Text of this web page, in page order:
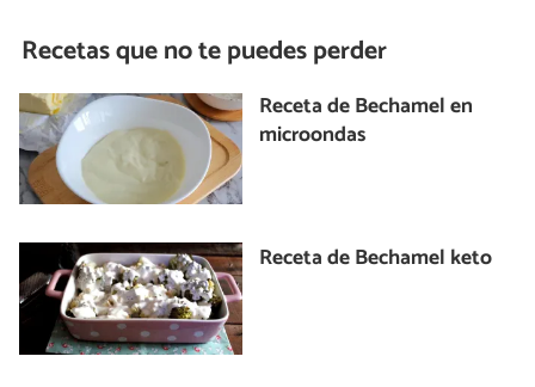
Recetas que no te puedes perder
Receta de Bechamel en
microondas
Receta de Bechamel keto